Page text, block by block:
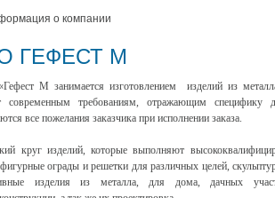
о компании
ГЕФЕСТ М
М занимается изготовлением изделий из
современным требованиям, отражающим
все пожелания заказчика при исполнении заказа.
круг изделий, которые выполняют
ограды и решетки для различных целей,
изделия из металла, для дома, дачных